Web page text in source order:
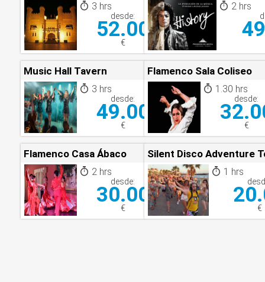
3 hrs
desde:
52.00
€
2 hrs
Music Hall Tavern
3 hrs
desde:
49.00
€
Flamenco Sala Coliseo
1.30 hrs
desde:
€
Flamenco Casa Ábaco
2 hrs
desde:
30.00
€
Silent Disco Adventure
1 hrs
€